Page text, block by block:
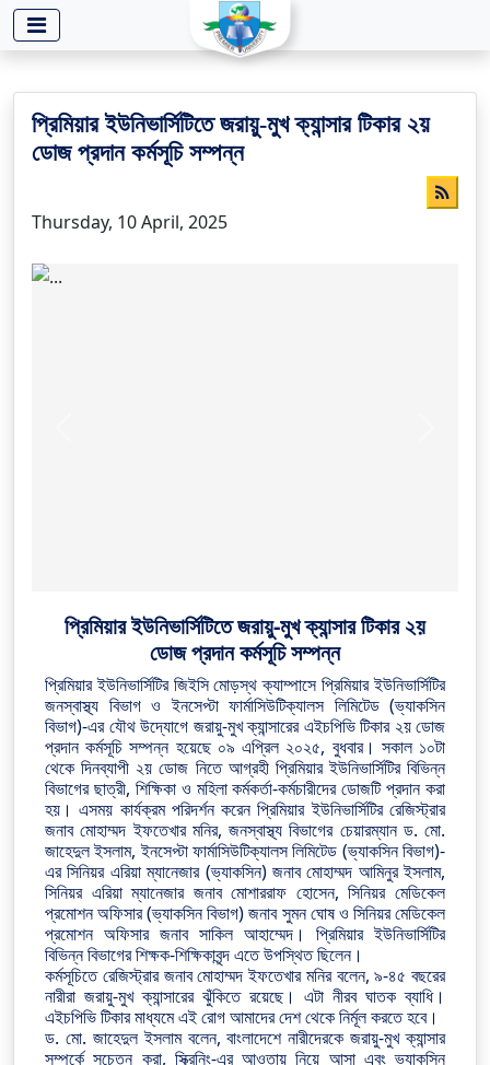
-->
প্রিমিয়ার ইউনিভার্সিটিতে জরায়ু-মুখ ক্যান্সার টিকার ২য়
ডোজ প্রদান কর্মসূচি সম্পন্ন
Thursday, 10 April, 2025
প্রিমিয়ার ইউনিভার্সিটিতে জরায়ু-মুখ ক্যান্সার টিকার ২য়
ডোজ প্রদান কর্মসূচি সম্পন্ন
প্রিমিয়ার ইউনিভার্সিটির জিইসি মোড়স্থ ক্যাম্পাসে প্রিমিয়ার ইউনিভার্সিটির
জনস্বাস্থ্য বিভাগ ও ইনসেপ্টা ফার্মাসিউটিক্যালস লিমিটেড (ভ্যাকসিন
বিভাগ)-এর যৌথ উদ্যোগে জরায়ু-মুখ ক্যান্সারের এইচপিভি টিকার ২য় ডোজ
প্রদান কর্মসূচি সম্পন্ন হয়েছে ০৯ এপ্রিল ২০২৫, বুধবার। সকাল ১০টা
থেকে দিনব্যাপী ২য় ডোজ নিতে আগ্রহী প্রিমিয়ার ইউনিভার্সিটির বিভিন্ন
বিভাগের ছাত্রী, শিক্ষিকা ও মহিলা কর্মকর্তা-কর্মচারীদের ডোজটিপ্রদান করা
হয়। এসময় কার্যক্রম পরিদর্শন করেন প্রিমিয়ার ইউনিভার্সিটির রেজিস্ট্রার
জনাব মোহাম্মদ ইফতেখার মনির, জনস্বাস্থ্য বিভাগের চেয়ারম্যান ড. মো.
জাহেদুল ইসলাম, ইনসেপ্টা ফার্মাসিউটিক্যালস লিমিটেড (ভ্যাকসিন বিভাগ)-
এর সিনিয়র এরিয়া ম্যানেজার (ভ্যাকসিন) জনাব মোহাম্মদ আমিনুর ইসলাম,
সিনিয়র এরিয়া ম্যানেজার জনাব মোশাররাফ হোসেন, সিনিয়র মেডিকেল
প্রমোশন অফিসার (ভ্যাকসিন বিভাগ) জনাব সুমন ঘোষ ও সিনিয়র মেডিকেল
প্রমোশন অফিসার জনাব সাকিল আহাম্মেদ। প্রিমিয়ার ইউনিভার্সিটির
বিভিন্ন বিভাগের শিক্ষক-শিক্ষিকাবৃন্দ এতে উপস্থিত ছিলেন।
কর্মসূচিতে রেজিস্ট্রার জনাব মোহাম্মদ ইফতেখার মনির বলেন, ৯-৪৫ বছরের
নারীরা জরায়ু-মুখ ক্যান্সারের ঝুঁকিতে রয়েছে। এটা নীরব ঘাতক ব্যাধি।
এইচপিভি টিকার মাধ্যমে এই রোগ আমাদের দেশ থেকে নির্মূল করতে হবে।
ড. মো. জাহেদুল ইসলাম বলেন, বাংলাদেশে নারীদেরকে জরায়ু-মুখ ক্যান্সার
সম্পর্কে সচেতন করা, স্ক্রিনিং-এর আওতায় নিয়ে আসা এবং ভ্যাকসিন